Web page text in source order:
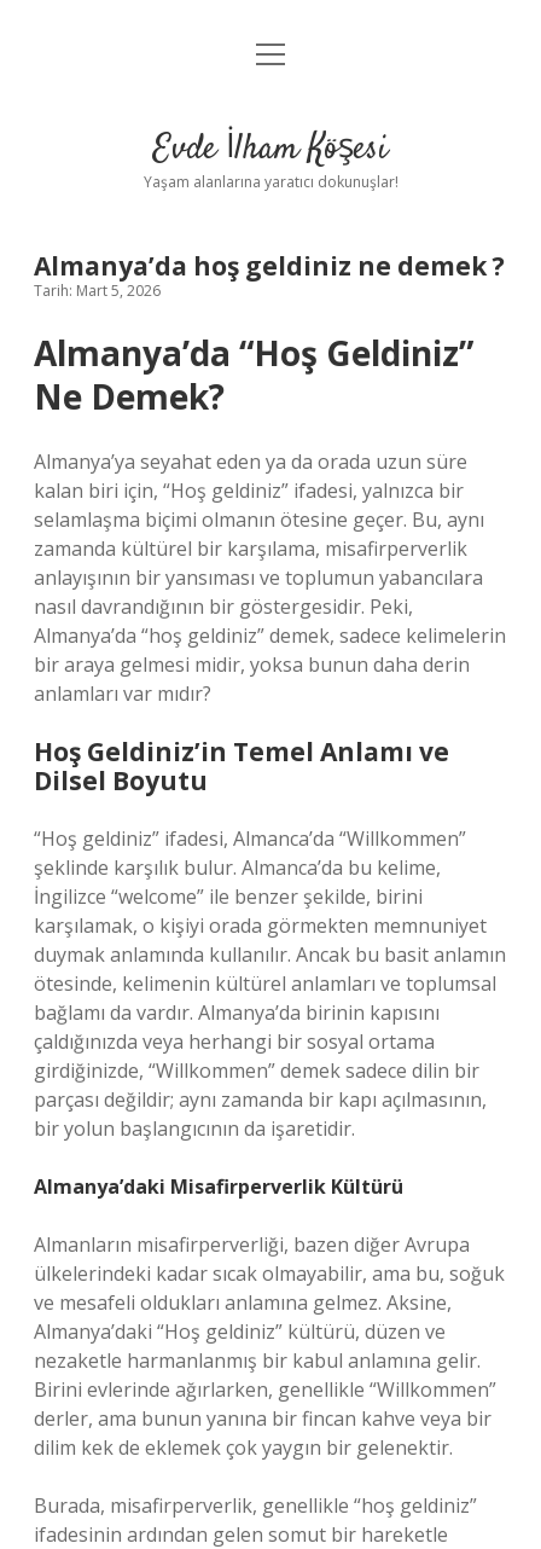
Anasayfa
Yasal Uyarı
menüyü
Evde İlham Köşesi
Yaşam alanlarına yaratıcı dokunuşlar!
Almanya’da hoş geldiniz ne demek ?
Tarih: Mart 5, 2026
Almanya’da “Hoş Geldiniz”
Ne Demek?
Almanya’ya seyahat eden ya da orada uzun süre
kalan biri için, “Hoş geldiniz” ifadesi, yalnızca bir
selamlaşma biçimi olmanın ötesine geçer. Bu, aynı
zamanda kültürel bir karşılama, misafirperverlik
anlayışının bir yansıması ve toplumun yabancılara
nasıl davrandığının bir göstergesidir. Peki,
Almanya’da “hoş geldiniz” demek, sadece kelimelerin
bir araya gelmesi midir, yoksa bunun daha derin
anlamları var mıdır?
Hoş Geldiniz’in Temel Anlamı ve
Dilsel Boyutu
“Hoş geldiniz” ifadesi, Almanca’da “Willkommen”
şeklinde karşılık bulur. Almanca’da bu kelime,
İngilizce “welcome” ile benzer şekilde, birini
karşılamak, o kişiyi orada görmekten memnuniyet
duymak anlamında kullanılır. Ancak bu basit anlamın
ötesinde, kelimenin kültürel anlamları ve toplumsal
bağlamı da vardır. Almanya’da birinin kapısını
çaldığınızda veya herhangi bir sosyal ortama
girdiğinizde, “Willkommen” demek sadece dilin bir
parçası değildir; aynı zamanda bir kapı açılmasının,
bir yolun başlangıcının da işaretidir.
Almanya’daki Misafirperverlik Kültürü
Almanların misafirperverliği, bazen diğer Avrupa
ülkelerindeki kadar sıcak olmayabilir, ama bu, soğuk
ve mesafeli oldukları anlamına gelmez. Aksine,
Almanya’daki “Hoş geldiniz” kültürü, düzen ve
nezaketle harmanlanmış bir kabul anlamına gelir.
Birini evlerinde ağırlarken, genellikle “Willkommen”
derler, ama bunun yanına bir fincan kahve veya bir
dilim kek de eklemek çok yaygın bir gelenektir.
Burada, misafirperverlik, genellikle “hoş geldiniz”
ifadesinin ardından gelen somut bir hareketle